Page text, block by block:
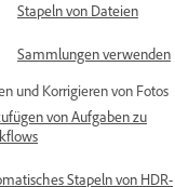
Stapeln von Dateien
Sammlungen verwenden
und Korrigieren von Fotos
von Aufgaben zu
Stapeln von HDR-